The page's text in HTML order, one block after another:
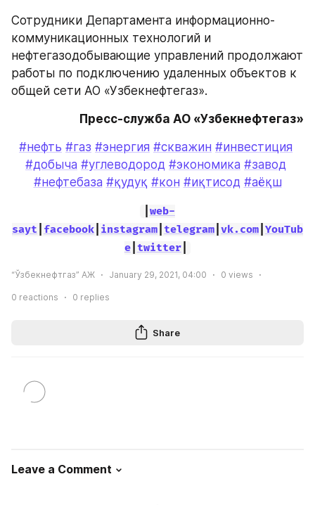
Сотрудники Департамента информационно-
коммуникационных технологий и
нефтегазодобывающие управлений продолжают
работы по подключению удаленных объектов к
общей сети АО «Узбекнефтегаз».
Пресс-служба АО «Узбекнефтегаз»
#нефть #газ #энергия #скважин #инвестиция
#добыча #углеводород #экономика #завод
#нефтебаза #қудуқ #кон #иқтисод #аёқш
web-
sayt facebook instagram telegram vk.com YouTub
e| twitter|
“Ўзбекнефтгаз” АЖ January 29, 2021, 04:00 0 views
0 reactions 0 replies
Share
Leave a Comment